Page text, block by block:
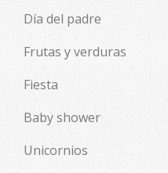
Día del padre
Frutas y verduras
Fiesta
Baby shower
Unicornios